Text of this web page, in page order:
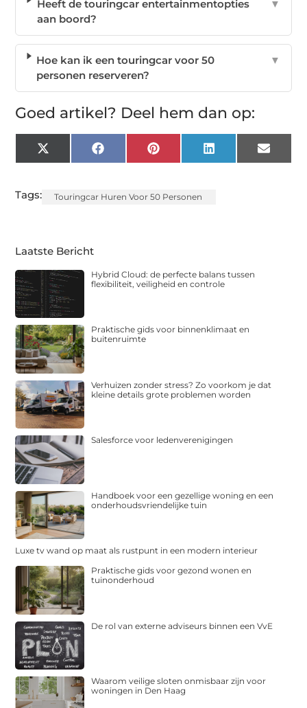
Heeft de touringcar entertainmentopties
aan boord?
▼
Hoe kan ik een touringcar voor 50
personen reserveren?
▼
Goed artikel? Deel hem dan op:
X
(Twitter)
FacebookPinterest LinkedIn Email
Tags: Touringcar Huren Voor 50 Personen
Laatste Bericht
Hybrid Cloud: de perfecte balans tussen
flexibiliteit, veiligheid en controle
Praktische gids voor binnenklimaat en
buitenruimte
Verhuizen zonder stress? Zo voorkom je dat
kleine details grote problemen worden
Salesforce voor ledenverenigingen
Handboek voor een gezellige woning en een
onderhoudsvriendelijke tuin
Luxe tv wand op maat als rustpunt in een modern interieur
Praktische gids voor gezond wonen en
tuinonderhoud
De rol van externe adviseurs binnen een VvE
Waarom veilige sloten onmisbaar zijn voor
woningen in Den Haag